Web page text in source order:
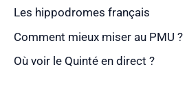
Les hippodromes français
Comment mieux miser au PMU ?
Où voir le Quinté en direct ?